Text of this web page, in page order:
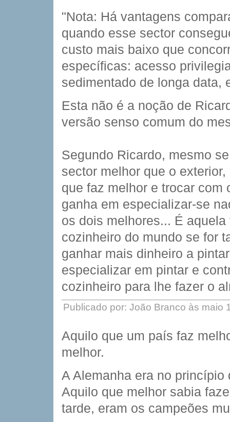
"Nota: Há vantagens
quando esse sector
custo mais baixo que
específicas: acesso
sedimentado de longa data,
Esta não é a noção de
versão senso comum do
Segundo Ricardo, mesmo
sector melhor que o
que faz melhor e trocar com
ganha em especializar-se
os dois melhores... É
cozinheiro do mundo se for
ganhar mais dinheiro a
especializar em pintar e
cozinheiro para lhe fazer o
Publicado por: João Branco às maio
Aquilo que um país faz
melhor.
A Alemanha era no
Aquilo que melhor sabia
tarde, eram os campeões